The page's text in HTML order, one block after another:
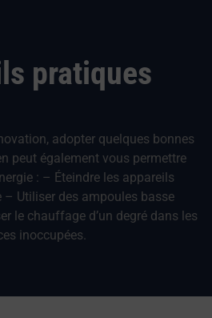
pratiques
adopter quelques bonnes
peut également vous permettre
: – Éteindre les appareils
– Utiliser des ampoules basse
le chauffage d’un degré dans les
inoccupées.